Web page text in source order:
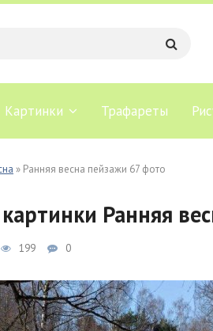
Картинки Трафареты
» Ранняя весна пейзажи 67 фото
Ранняя
199 0